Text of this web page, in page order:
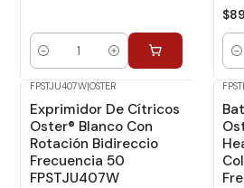
Cantidad
FPSTJU407W|OSTER
Exprimidor De Cítricos
Oster® Blanco Con
Rotación Bidireccio
Frecuencia 50
FPSTJU407W